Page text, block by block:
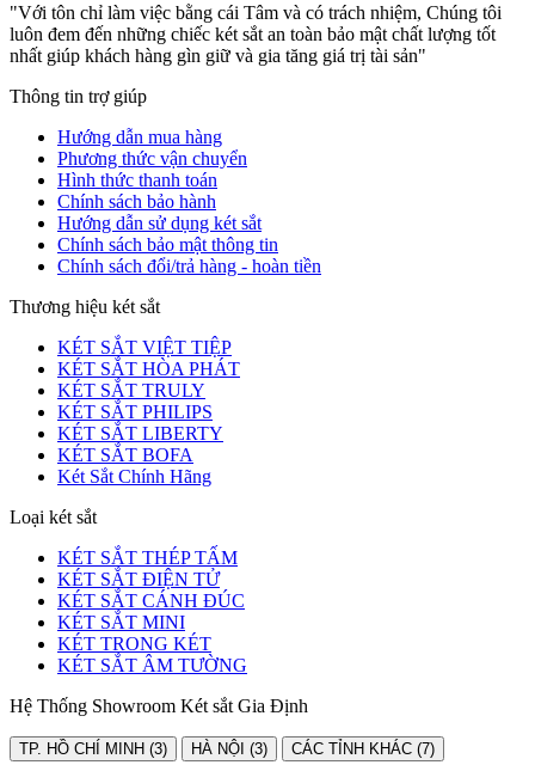
"Với tôn chỉ làm việc bằng cái Tâm và có trách nhiệm, Chúng tôi
luôn đem đến những chiếc két sắt an toàn bảo mật chất lượng tốt
nhất giúp khách hàng gìn giữ và gia tăng giá trị tài sản"
Thông tin trợ giúp
Hướng dẫn mua hàng
Phương thức vận chuyển
Hình thức thanh toán
Chính sách bảo hành
Hướng dẫn sử dụng két sắt
Chính sách bảo mật thông tin
Chính sách đổi/trả hàng - hoàn tiền
Thương hiệu két sắt
KÉT SẮT VIỆT TIỆP
KÉT SẮT HÒA PHÁT
KÉT SẮT TRULY
KÉT SẮT PHILIPS
KÉT SẮT LIBERTY
KÉT SẮT BOFA
Két Sắt Chính Hãng
Loại két sắt
KÉT SẮT THÉP TẤM
KÉT SẮT ĐIỆN TỬ
KÉT SẮT CÁNH ĐÚC
KÉT SẮT MINI
KÉT TRONG KÉT
KÉT SẮT ÂM TƯỜNG
Hệ Thống Showroom Két sắt Gia Định
TP. HỒ CHÍ MINH (3) HÀ NỘI (3) CÁC TỈNH KHÁC (7)